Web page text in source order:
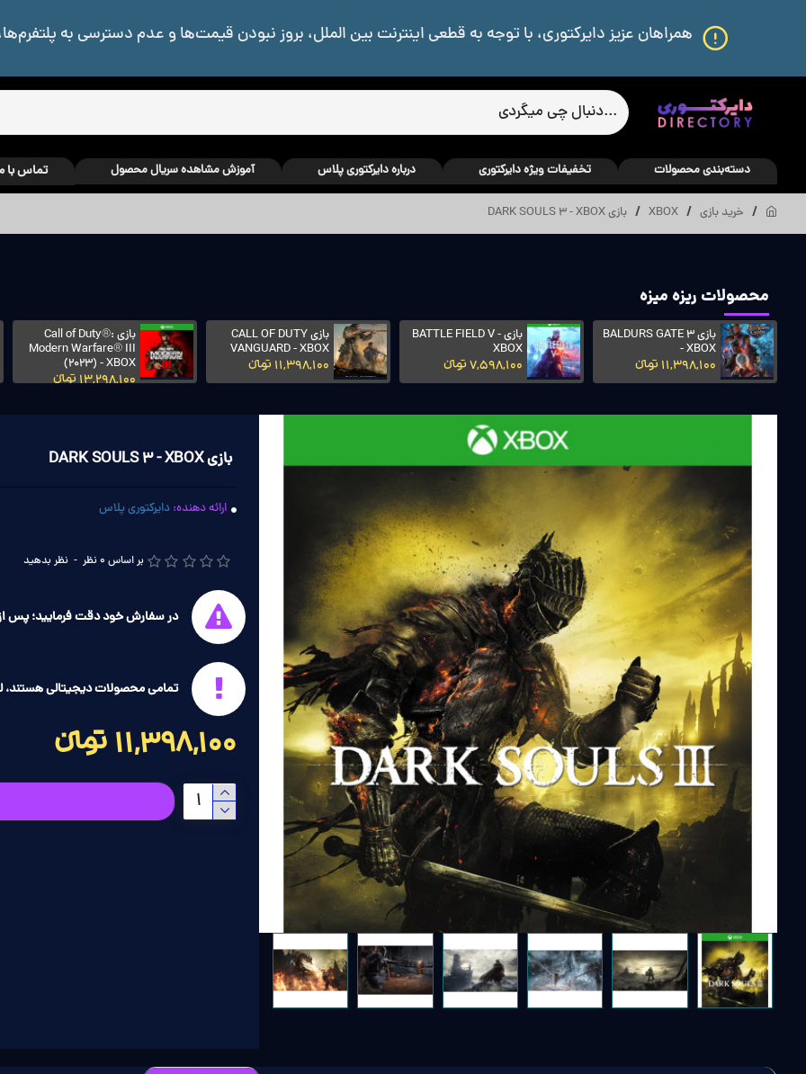
همراهان عزیز دایرکتوری، با توجه به قطعی اینترنت بین الملل، بروز نبودن قیمت‌ها و عدم دسترسی به
دسته‌بندی محصولات تخفیفات ویژه دایرکتوری درباره دایرکتوری پلاس آموزش مشاهده سریال محصول تماس با
خرید بازی XBOX بازی DARK SOULS 3 - XBOX
محصولات ریزه میزه
بازی BALDURS GATE 3
- XBOX
11,398,100 تومانءءء
بازی BATTLE FIELD V -
XBOX
7,598,100 تومانءءء
بازی CALL OF DUTY
VANGUARD - XBOX
11,398,100 تومانءءء
بازی Call of Duty®:
Modern Warfare® III
(2023) - XBOX
13,298,100 تومانءءء
بازی DARK SOULS 3 - XBOX
ارائه دهنده: دایرکتوری پلاس
بر اساس 0 نظر - نظر بدهید
11,398,100 تومانءءء
در سفارش خود دقت فرمایید؛ پس
تمامی محصولات دیجیتالی